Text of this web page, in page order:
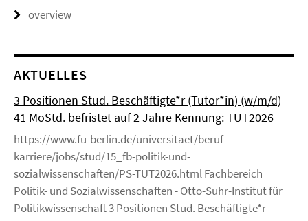
overview
AKTUELLES
3 Positionen Stud. Beschäftigte*r (Tutor*in) (w/m/d)
41 MoStd. befristet auf 2 Jahre Kennung: TUT2026
https://www.fu-berlin.de/universitaet/beruf-
karriere/jobs/stud/15_fb-politik-und-
sozialwissenschaften/PS-TUT2026.html Fachbereich
Politik- und Sozialwissenschaften - Otto-Suhr-Institut für
Politikwissenschaft 3 Positionen Stud. Beschäftigte*r